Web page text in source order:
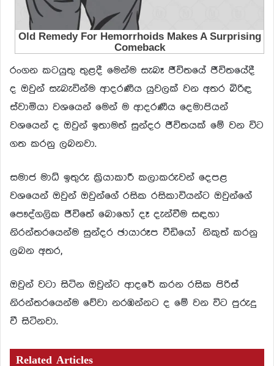
රංගන කටයුතු තුළදී මෙන්ම සැබෑ ජීවිතයේ ජීවිතයේදී
ද ඔවුන් සැබැවින්ම ආදරණීය යුවලක් වන අතර බිරිඳ
ස්වාමියා වශයෙන් මෙන් ම ආදරණීය දෙමාපියන්
වශයෙන් ද ඔවුන් ඉතාමත් සුන්දර ජීවිතයක් මේ වන විට
ගත කරනු ලබනවා.
සමාජ මාධ් ඉතුරු ක්‍රියාකාරී කලාකරුවන් දෙපළ
වශයෙන් ඔවුන් ඔවුන්ගේ රසික රසිකාවියන්ට ඔවුන්ගේ
පෞද්ගලික ජීවිතේ බොහෝ දෑ දැන්වීම සඳහා
නිරන්තරයෙන්ම සුන්දර ඡායාරූප වීඩියෝ නිකුත් කරනු
ලබන අතර,
ඔවුන් වටා සිටින ඔවුන්ට ආදරේ කරන රසික පිරිස්
නිරන්තරයෙන්ම වේවා නරඹන්නට ද මේ වන විට පුරුදු
වී සිටිනවා.
Related Articles